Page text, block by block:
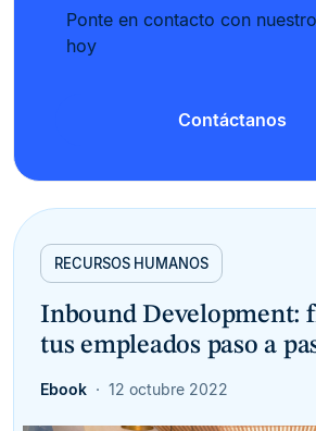
Ponte en contacto con
hoy
Contáctanos
RECURSOS HUMANOS
Inbound Development:
tus empleados paso a
Ebook 12 octubre 2022